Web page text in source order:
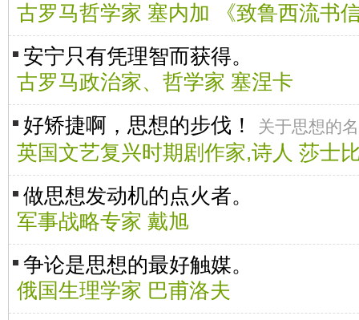
古罗马哲学家 塞内加 《致鲁西流书
安宁只有凭理智而获得。
古罗马政治家、哲学家 塞涅卡
好矫捷啊，思想的步伐！
关于思想的
英国文艺复兴时期剧作家,诗人 莎士
做思想发动机的点火者。
军事战略专家 戴旭
争论是思想的最好触媒。
俄国生理学家 巴甫洛夫